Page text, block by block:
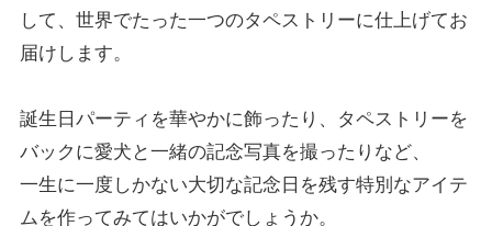
して、世界でたった一つのタペストリーに仕上げてお
届けします。
誕生日パーティを華やかに飾ったり、タペストリーを
バックに愛犬と一緒の記念写真を撮ったりなど、
一生に一度しかない大切な記念日を残す特別なアイテ
ムを作ってみてはいかがでしょうか。